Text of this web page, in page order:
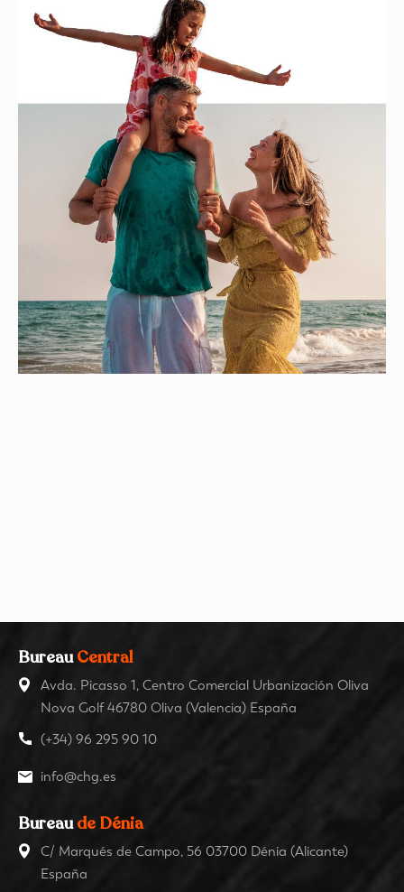
BureauCentral
Avda. Picasso 1, Centro Comercial Urbanización Oliva
Nova Golf 46780 Oliva (Valencia) España
(+34) 96 295 90 10
info@chg.es
Bureaude Dénia
C/ Marqués de Campo, 56 03700 Dénia (Alicante)
España